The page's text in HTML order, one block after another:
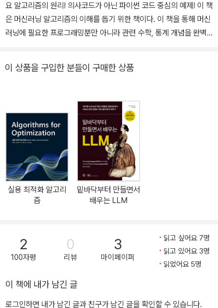
요 알고리즘의 원리! 의사코드가 아닌 파이썬 코드 중심의 예제! 이 책
은 머신러닝 알고리즘의 이해를 돕기 위한 책이다. 이 책을 통해 머신
러닝에 필요한 프로그래밍뿐만 아니라 관련 수학, 통계 개념을 완벽
하는 데 필요한 기본 확률과 통계 개념을 제공한다. - 신경망을 사용
법, 최선 분류 경계, 커널 방법과 최적화를 다룬다. - 진화학습, 강화
학습, 트리 기반의 학습자 그리고 다양한 학습자들의 예측 값을 합치
는 방법들을 다룬다. - 자기조직화 특성 지도를 통해서 비지도학습의
중요성을 알아본다. - 머신러닝에서의 최신 통계 기반 접근법들을 살
펴본다. 2판에 추가된 사항 - 심층 신뢰 신경망과 가우시안 프로세스
가 추가되었다. - 더 자연스러운 흐름을 위해 각 장을 새롭게 재구성
했다. - 실습을 위한 실행 코드를 추가했으며, 서포트 벡터 머신 자료
들을 보강했다. - 랜덤 포레스트, 퍼셉트론 수렴 이론, 정확성 측정 방
추가되었다. - 파이썬의 명명 규칙을 수정하고 코드를 개선했다. 책을
학습할 때 함께 제공되는 코드를 직접 실행해 볼 것을 추천한다. 각 장
마다 더 읽을거리와 연습 문제를 통해 세부적인 예제를 제공하고 있
받을 수 있다.
이 상품을 구입한 분들이 구매한 상품
실용 최적화 알고리
즘
밑바닥부터 만들면서
배우는 LLM
2
100자평
0
리뷰
3
마이페이퍼
읽고 싶어요 7명
읽고 있어요 3명
읽었어요 5명
이 책에 내가 남긴 글
로그인하면 내가 남긴 글과 친구가 남긴 글을 확인할 수 있습니다.